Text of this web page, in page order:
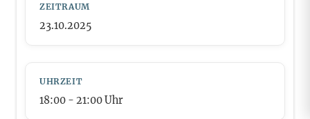
ZEITRAUM
23.10.2025
UHRZEIT
18:00 - 21:00Uhr